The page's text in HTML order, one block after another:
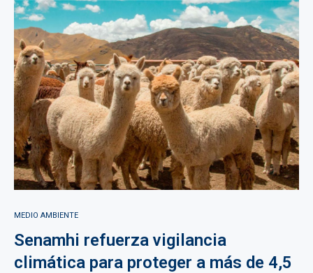
MEDIO AMBIENTE
Senamhi refuerza vigilancia
climática para proteger a más de 4,5